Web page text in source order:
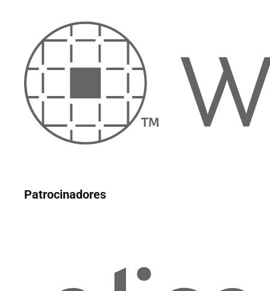
Patrocinadores